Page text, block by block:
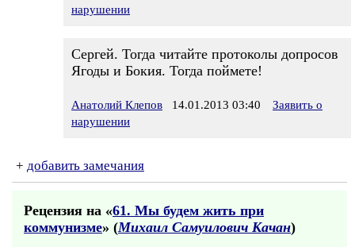
нарушении
Сергей. Тогда читайте протоколы допросов
Ягоды и Бокия. Тогда поймете!
Анатолий Клепов 14.01.2013 03:40
Заявить о
нарушении
+ добавить замечания
Рецензия на «61. Мы будем жить при
коммунизме» (Михаил Самуилович Качан)